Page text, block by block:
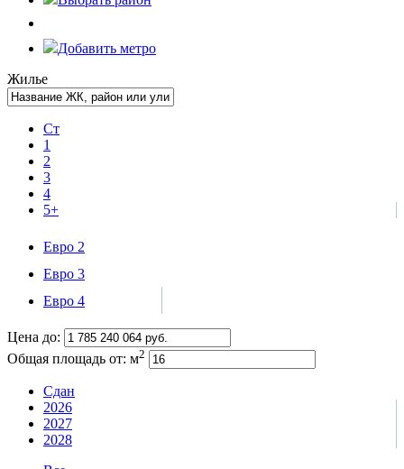
Добавить метро
Жилье
Ст
1
2
3
4
5+
Евро 2
Евро 3
Евро 4
Цена до:
Общая площадь от: м2
Сдан
2026
2027
2028